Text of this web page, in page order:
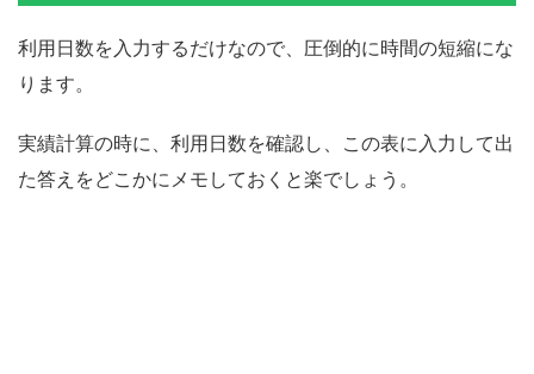
利用日数を入力するだけなので、圧倒的に時間の短縮にな
ります。
実績計算の時に、利用日数を確認し、この表に入力して出
た答えをどこかにメモしておくと楽でしょう。